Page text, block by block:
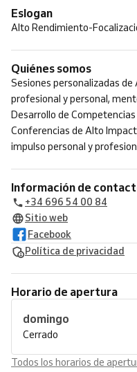
Eslogan
Alto Rendimiento-
Quiénes somos
Sesiones personalizadas
profesional y personal,
Desarrollo de
Conferencias de Alto
impulso personal y
Información de
+34 696 54 00 84
Sitio web
Facebook
Política de privacidad
Horario de apertura
domingo
Cerrado
Todos los horarios de